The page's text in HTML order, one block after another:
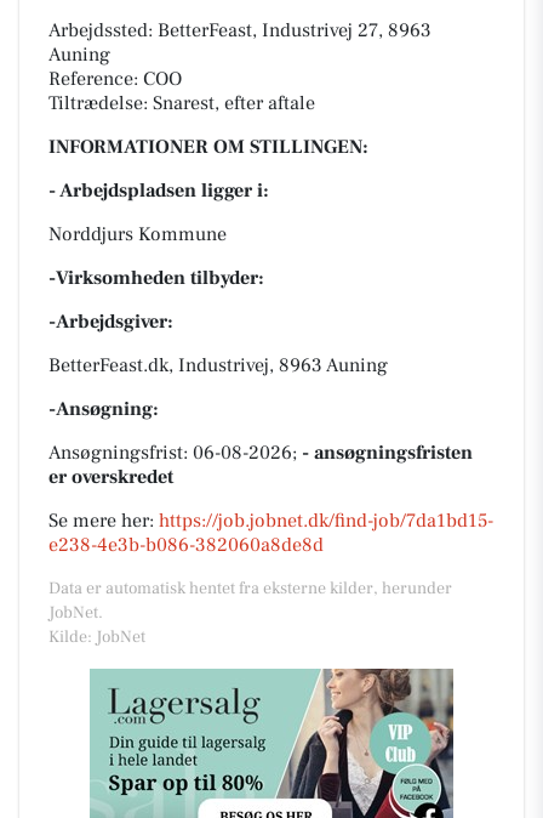
Arbejdssted: BetterFeast, Industrivej 27, 8963
Auning
Reference: COO
Tiltrædelse: Snarest, efter aftale
INFORMATIONER OM STILLINGEN:
- Arbejdspladsen ligger i:
Norddjurs Kommune
-Virksomheden tilbyder:
-Arbejdsgiver:
BetterFeast.dk, Industrivej, 8963 Auning
-Ansøgning:
Ansøgningsfrist: 06-08-2026; - ansøgningsfristen
er overskredet
Se mere her: https://job.jobnet.dk/find-job/7da1bd15-
e238-4e3b-b086-382060a8de8d
Data er automatisk hentet fra eksterne kilder, herunder
JobNet.
Kilde: JobNet